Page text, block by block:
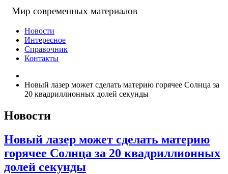
Мир современных материалов
Новости
Интересное
Справочник
Контакты
Новый лазер может сделать материю горячее Солнца за
20 квадриллионных долей секунды
Новости
Новый лазер может сделать материю
горячее Солнца за 20 квадриллионных
долей секунды